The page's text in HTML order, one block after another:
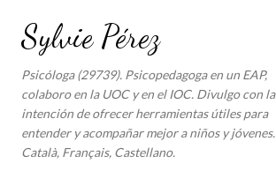
Sylvie Pérez
Psicóloga (29739). Psicopedagoga en un EAP,
colaboro en la UOC y en el IOC. Divulgo con la
intención de ofrecer herramientas útiles para
entender y acompañar mejor a niños y jóvenes.
Català, Français, Castellano.